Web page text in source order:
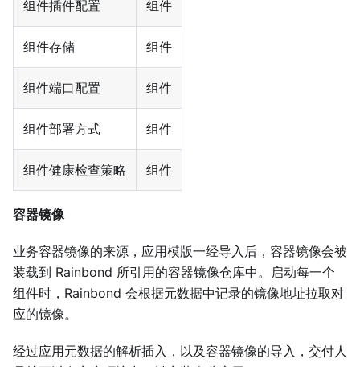
组件插件配置 组件
组件存储 组件
组件端口配置 组件
组件部署方式 组件
组件健康检查策略 组件
容器镜像
业务容器镜像的来源，应用模版一经导入后，容器镜像会被
装载到 Rainbond 所引用的容器镜像仓库中。启动每一个
组件时，Rainbond 会根据元数据中记录的镜像地址拉取对
应的镜像。
经过应用元数据的解析插入，以及容器镜像的导入，交付人